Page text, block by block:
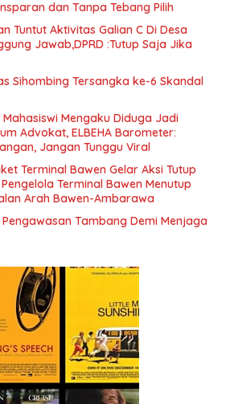
dan Tanpa Tebang Pilih
Tuntut Aktivitas Galian C Di Desa
Jawab,DPRD :Tutup Saja Jika
Sihombing Tersangka ke-6 Skandal
Mengaku Diduga Jadi
Advokat, ELBEHA Barometer:
Jangan Tunggu Viral
Terminal Bawen Gelar Aksi Tutup
Terminal Bawen Menutup
Pintu Utama Di jalan Arah Bawen-Ambarawa
Tambang Demi Menjaga